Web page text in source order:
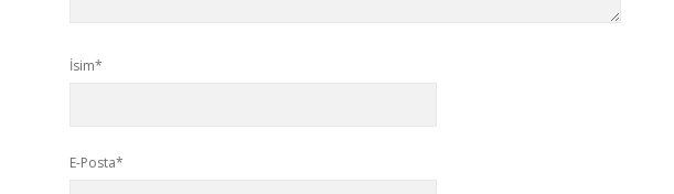
İsim*
E-Posta*